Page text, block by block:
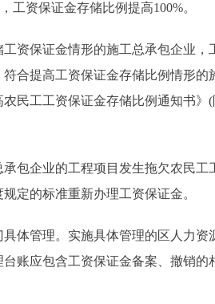
工资保证金存储比例提高100%。
保证金情形的施工总承包企业，
合提高工资保证金存储比例情形的
民工工资保证金存储比例通知书》(
企业的工程项目发生拖欠农民工
定的标准重新办理工资保证金。
体管理。实施具体管理的区人力资
账应包含工资保证金备案、撤销的